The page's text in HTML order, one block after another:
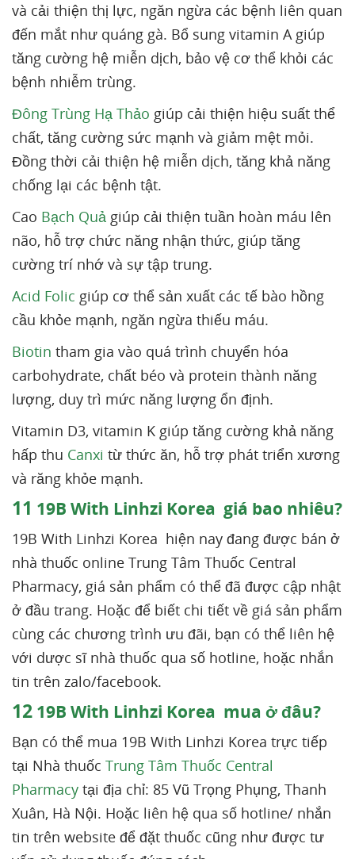
và cải thiện thị lực, ngăn ngừa các bệnh liên quan
đến mắt như quáng gà. Bổ sung vitamin A giúp
tăng cường hệ miễn dịch, bảo vệ cơ thể khỏi các
bệnh nhiễm trùng.
Đông Trùng Hạ Thảo giúp cải thiện hiệu suất thể
chất, tăng cường sức mạnh và giảm mệt mỏi.
Đồng thời cải thiện hệ miễn dịch, tăng khả năng
chống lại các bệnh tật.
Cao Bạch Quả giúp cải thiện tuần hoàn máu lên
não, hỗ trợ chức năng nhận thức, giúp tăng
cường trí nhớ và sự tập trung.
Acid Folic giúp cơ thể sản xuất các tế bào hồng
cầu khỏe mạnh, ngăn ngừa thiếu máu.
Biotin tham gia vào quá trình chuyển hóa
carbohydrate, chất béo và protein thành năng
lượng, duy trì mức năng lượng ổn định.
Vitamin D3, vitamin K giúp tăng cường khả năng
hấp thu Canxi từ thức ăn, hỗ trợ phát triển xương
và răng khỏe mạnh.
11 19B With Linhzi Korea giá bao nhiêu?
19B With Linhzi Korea hiện nay đang được bán ở
nhà thuốc online Trung Tâm Thuốc Central
Pharmacy, giá sản phẩm có thể đã được cập nhật
ở đầu trang. Hoặc để biết chi tiết về giá sản phẩm
cùng các chương trình ưu đãi, bạn có thể liên hệ
với dược sĩ nhà thuốc qua số hotline, hoặc nhắn
tin trên zalo/facebook.
12 19B With Linhzi Korea mua ở đâu?
Bạn có thể mua 19B With Linhzi Korea trực tiếp
tại Nhà thuốc Trung Tâm Thuốc Central
Pharmacy tại địa chỉ: 85 Vũ Trọng Phụng, Thanh
Xuân, Hà Nội. Hoặc liên hệ qua số hotline/ nhắn
tin trên website để đặt thuốc cũng như được tư